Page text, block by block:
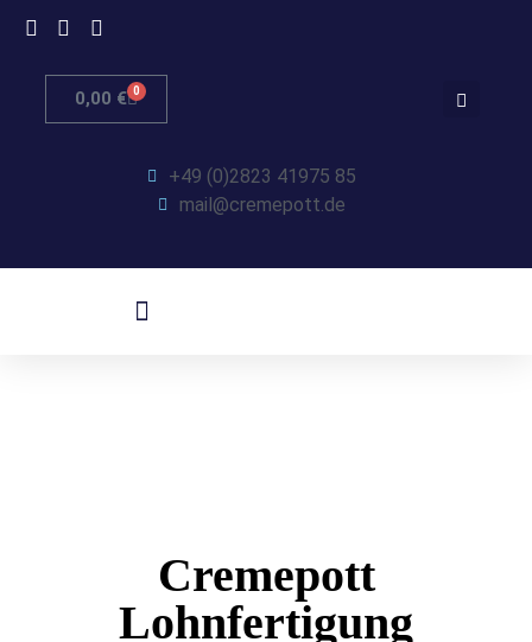
+49 (0)2823 41975 85
mail@cremepott.de
0,00 € 0
Cremepott
Lohnfertigung